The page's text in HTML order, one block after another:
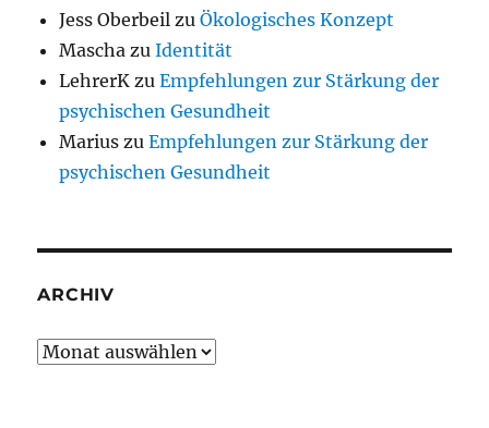
Jess Oberbeil zuÖkologisches Konzept
Mascha zuIdentität
LehrerK zuEmpfehlungen zur Stärkung der
psychischen Gesundheit
Marius zuEmpfehlungen zur Stärkung der
psychischen Gesundheit
ARCHIV
Archiv